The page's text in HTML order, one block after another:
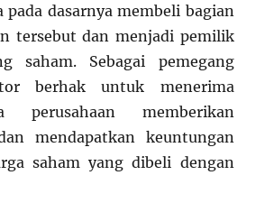
pada dasarnya membeli bagian
tersebut dan menjadi pemilik
saham. Sebagai pemegang
berhak untuk menerima
perusahaan memberikan
mendapatkan keuntungan
saham yang dibeli dengan